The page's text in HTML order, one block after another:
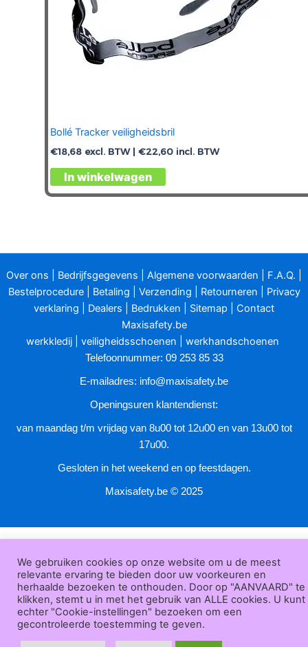
Bollé Tracker veiligheidsbril
€18,68 excl. BTW | €22,60 incl. BTW
In winkelwagen
Over ons Bedrijfsgegevens Algemene voorwaarden F.A.Q.
Bestelprocedure| Betaling Verzending Retourneren
Privacy
verklaring
Dealers Bedrukken Sitemap
Contact
Maxisafety.be
werkkledij
veiligheidsschoenen werkhandschoenen
Telefoonnummer: 09 253 85 33
E-mailadres: info@maxisafety.be
Openingsuren klantendienst:
van maandag t/m vrijdag van 8u00 tot 12u00 en van 13u00 tot
17u00.
Gesloten in het weekend en op feestdagen.
Maxisafety.be © 2025
We gebruiken cookies op onze website om u de meest
relevante ervaring te bieden door uw voorkeuren en
herhaalde bezoeken te onthouden. Door op "AANVAARD" te
klikken, stemt u in met het gebruik van ALLE cookies. U kunt
echter "Cookie-instellingen" bezoeken om een
gecontroleerde toestemming te geven.